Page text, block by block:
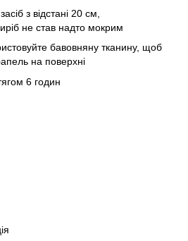
з відстані 20 см,
не став надто мокрим
бавовняну тканину, щоб
на поверхні
6 годин